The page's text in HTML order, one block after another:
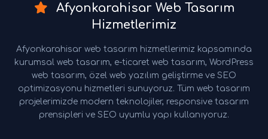
Afyonkarahisar Web Tasarım
Hizmetlerimiz
Afyonkarahisar web tasarım hizmetlerimiz kapsamında
kurumsal web tasarım, e-ticaret web tasarım, WordPress
web tasarım, özel web yazılım geliştirme ve SEO
optimizasyonu hizmetleri sunuyoruz. Tüm web tasarım
projelerimizde modern teknolojiler, responsive tasarım
prensipleri ve SEO uyumlu yapı kullanıyoruz.